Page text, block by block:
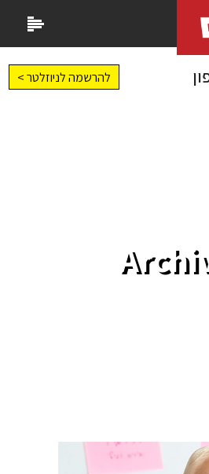
להרשמה לניוזלטר >